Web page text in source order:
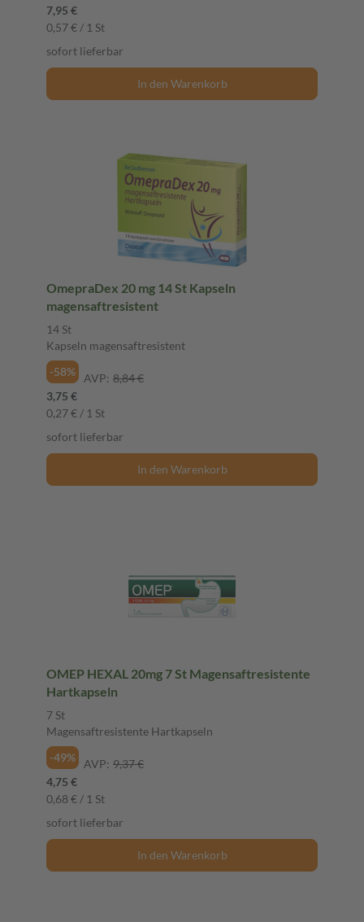
7,95 €
0,57 € / 1 St
sofort lieferbar
In den Warenkorb
OmepraDex 20 mg 14 St Kapseln
magensaftresistent
14 St
Kapseln magensaftresistent
-58%
AVP: 8,84 €
3,75 €
0,27 € / 1 St
sofort lieferbar
In den Warenkorb
OMEP HEXAL 20mg 7 St Magensaftresistente
Hartkapseln
7 St
Magensaftresistente Hartkapseln
-49%
AVP: 9,37 €
4,75 €
0,68 € / 1 St
sofort lieferbar
In den Warenkorb